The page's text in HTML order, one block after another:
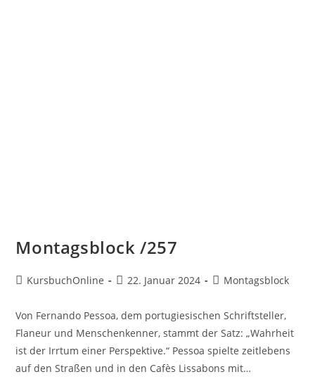
Montagsblock /257
KursbuchOnline 22. Januar 2024 Montagsblock
Von Fernando Pessoa, dem portugiesischen Schriftsteller,
Flaneur und Menschenkenner, stammt der Satz: „Wahrheit
ist der Irrtum einer Perspektive.“ Pessoa spielte zeitlebens
auf den Straßen und in den Cafès Lissabons mit…